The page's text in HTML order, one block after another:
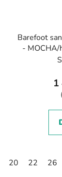
Barefoot
- MOCHA/
1
20 22 26